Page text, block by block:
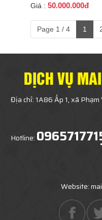
TRANG TRỌNG
Giá : 50.000.000đ
Page 1 / 4 1
DỊCH VỤ
Địa chỉ: 1A86 Ấp 1, xã
Hotline:
Website: